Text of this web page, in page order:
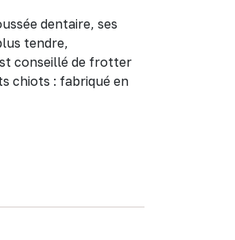
dentaire, ses
tendre,
conseillé de frotter
chiots : fabriqué en